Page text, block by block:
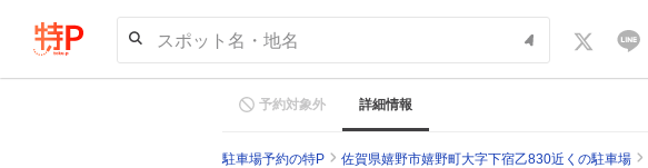
スポット名・地名
予約対象外 詳細情報
駐車場予約の特P 佐賀県嬉野市嬉野町大字下宿乙830近くの駐車場